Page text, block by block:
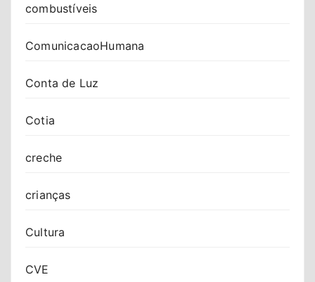
combustíveis
ComunicacaoHumana
Conta de Luz
Cotia
creche
crianças
Cultura
CVE